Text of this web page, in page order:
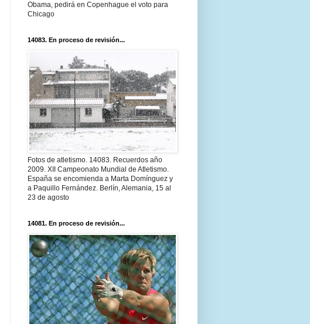
Obama, pedirá en Copenhague el voto para
Chicago
14083. En proceso de revisión...
Fotos de atletismo. 14083. Recuerdos año
2009. XII Campeonato Mundial de Atletismo.
España se encomienda a Marta Domínguez y
a Paquillo Fernández. Berlín, Alemania, 15 al
23 de agosto
14081. En proceso de revisión...